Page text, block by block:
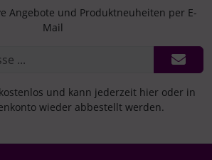
Angebote und Produktneuheiten per E-
Mail
und kann jederzeit hier oder in
wieder abbestellt werden.